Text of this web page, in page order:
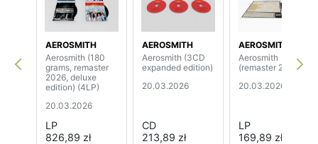
AEROSMITH
Aerosmith (180
grams, remaster
2026, deluxe
edition) (4LP)
20.03.2026
LP
826,89 zł
AEROSMITH
Aerosmith (3CD
expanded edition)
20.03.2026
CD
213,89 zł
AEROSMITH
Aerosmith
(remaster 2026)
20.03.2026
LP
169,89 zł